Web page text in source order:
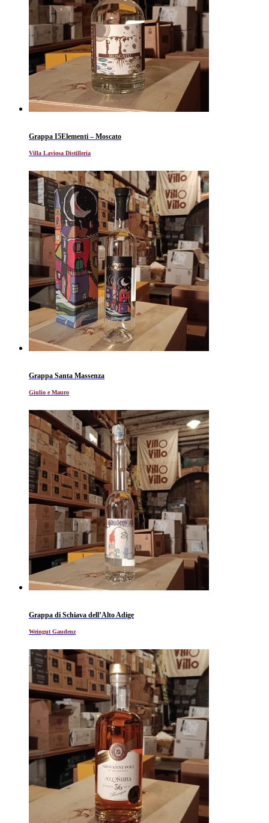
Grappa I5Elementi – Moscato
Villa Laviosa Distilleria
Grappa Santa Massenza
Giulio e Mauro
Grappa di Schiava dell’Alto Adige
Weingut Gaudenz